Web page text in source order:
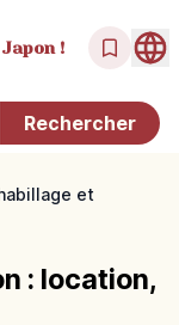
!
et
: location,